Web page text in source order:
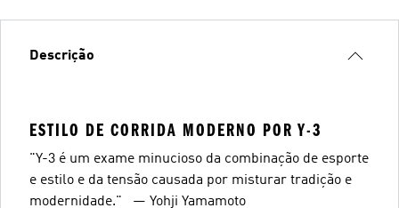
Descrição
ESTILO DE CORRIDA MODERNO POR Y-3
"Y-3 é um exame minucioso da combinação de esporte
e estilo e da tensão causada por misturar tradição e
modernidade." — Yohji Yamamoto